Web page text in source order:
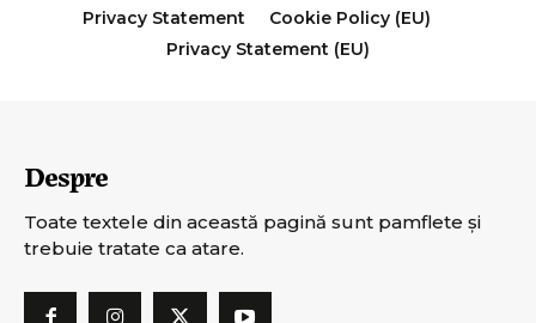
Privacy Statement
Cookie Policy (EU)
Privacy Statement (EU)
Despre
Toate textele din această pagină sunt pamflete şi
trebuie tratate ca atare.